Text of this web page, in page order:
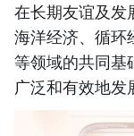
在长期友谊及发
海洋经济、循环
等领域的共同基
广泛和有效地发